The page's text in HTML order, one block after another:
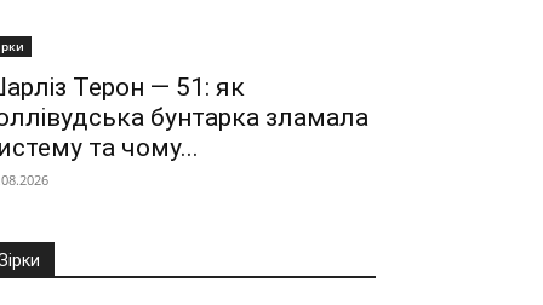
Терон — 51: як
бунтарка зламала
та чому...